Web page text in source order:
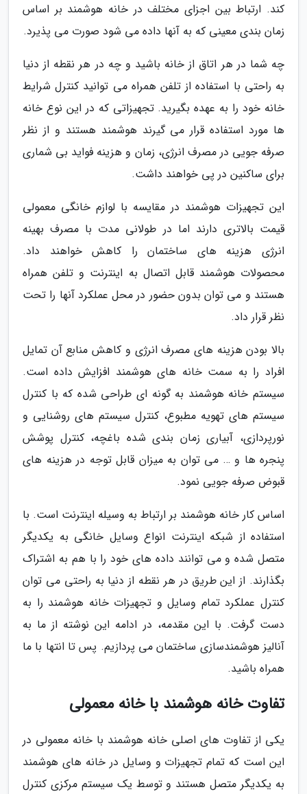
کند. ارتباط بین اجزای مختلف در خانه هوشمند بر اساس
زمان بندی معینی که به آنها داده می شود صورت می پذیرد.
چه شما در هر اتاق از خانه باشید و چه در هر نقطه از دنیا
به راحتی با استفاده از تلفن همراه می توانید کنترل شرایط
خانه خود را به عهده بگیرید. تجهیزاتی که در این نوع خانه
ها مورد استفاده قرار می گیرند هوشمند هستند و از نظر
صرفه جویی در مصرف انرژی، زمان و هزینه فواید بی شماری
برای ساکنین در پی خواهند داشت.
این تجهیزات هوشمند در مقایسه با لوازم خانگی معمولی
قیمت بالاتری دارند اما در طولانی مدت با مصرف بهینه
انرژی هزینه های ساختمان را کاهش خواهند داد.
محصولات هوشمند قابل اتصال به اینترنت و تلفن همراه
هستند و می توان بدون حضور در محل عملکرد آنها را تحت
نظر قرار داد.
بالا بودن هزینه های مصرف انرژی و کاهش منابع آن تمایل
افراد را به سمت خانه های هوشمند افزایش داده است.
سیستم خانه هوشمند به گونه ای طراحی شده که با کنترل
سیستم های تهویه مطبوع، کنترل سیستم های روشنایی و
نورپردازی، آبیاری زمان بندی شده باغچه، کنترل پوشش
پنجره ها و … می توان به میزان قابل توجه در هزینه های
قبوض صرفه جویی نمود.
اساس کار خانه هوشمند بر ارتباط به وسیله اینترنت است. با
استفاده از شبکه اینترنت انواع وسایل خانگی به یکدیگر
متصل شده و می توانند داده های خود را با هم به اشتراک
بگذارند. از این طریق در هر نقطه از دنیا به راحتی می توان
کنترل عملکرد تمام وسایل و تجهیزات خانه هوشمند را به
دست گرفت. با این مقدمه، در ادامه این نوشته از ما به
آنالیز هوشمندسازی ساختمان می پردازیم. پس تا انتها با ما
همراه باشید.
تفاوت خانه هوشمند با خانه معمولی
یکی از تفاوت های اصلی خانه هوشمند با خانه معمولی در
این است که تمام تجهیزات و وسایل در خانه های هوشمند
به یکدیگر متصل هستند و توسط یک سیستم مرکزی کنترل